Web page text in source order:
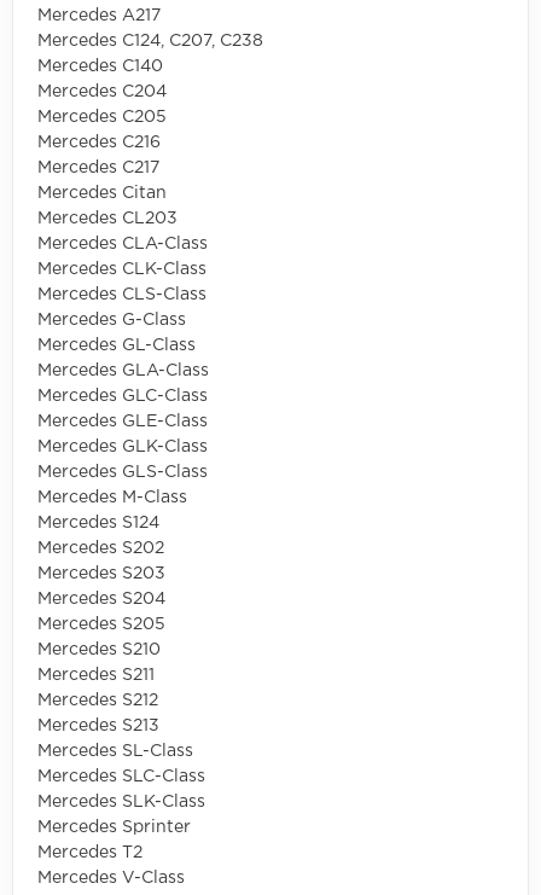
Mercedes A217
Mercedes C124, C207, C238
Mercedes C140
Mercedes C204
Mercedes C205
Mercedes C216
Mercedes C217
Mercedes Citan
Mercedes CL203
Mercedes CLA-Class
Mercedes CLK-Class
Mercedes CLS-Class
Mercedes G-Class
Mercedes GL-Class
Mercedes GLA-Class
Mercedes GLC-Class
Mercedes GLE-Class
Mercedes GLK-Class
Mercedes GLS-Class
Mercedes M-Class
Mercedes S124
Mercedes S202
Mercedes S203
Mercedes S204
Mercedes S205
Mercedes S210
Mercedes S211
Mercedes S212
Mercedes S213
Mercedes SL-Class
Mercedes SLC-Class
Mercedes SLK-Class
Mercedes Sprinter
Mercedes T2
Mercedes V-Class